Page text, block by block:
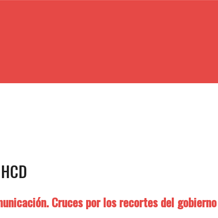
Cruces por los recortes del